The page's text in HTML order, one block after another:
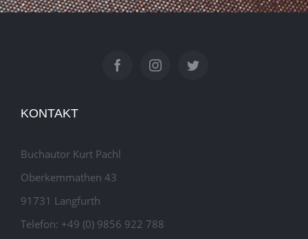
KONTAKT
Buchautor Kurt Pachl
Oberkemmathen 43
91731 Langfurth
Telefon: +49 (0) 9856 922 788